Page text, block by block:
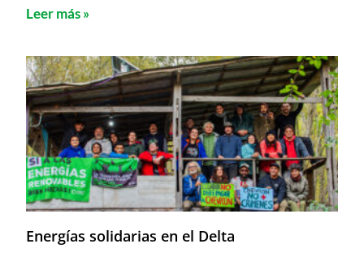
Leer más »
Energías solidarias en el Delta